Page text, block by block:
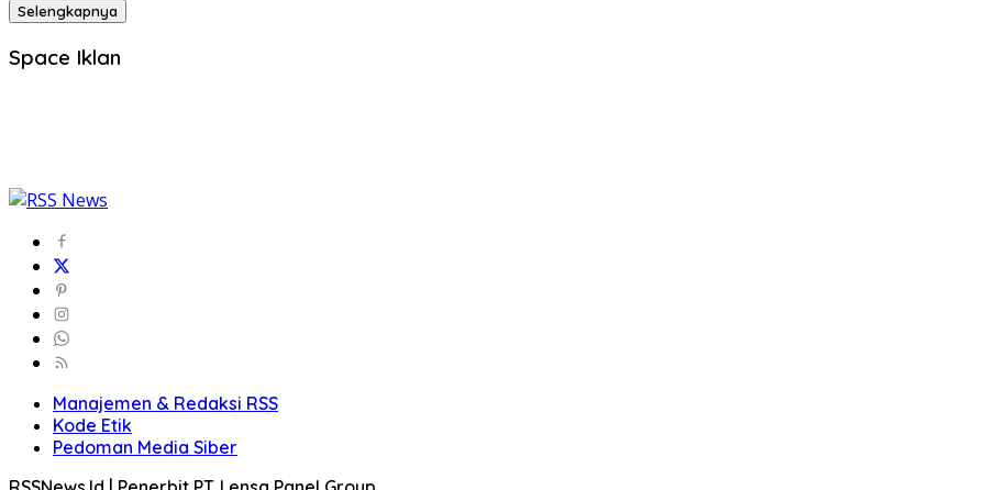
Selengkapnya
Space Iklan
Manajemen & Redaksi RSS
Kode Etik
Pedoman Media Siber